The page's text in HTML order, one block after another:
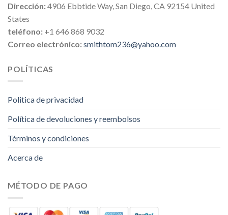
Dirección:4906 Ebbtide Way, San Diego, CA 92154 United
States
teléfono: +1 646 868 9032
Correo electrónico:smithtom236@yahoo.com
POLÍTICAS
Politica de privacidad
Política de devoluciones y reembolsos
Términos y condiciones
Acerca de
MÉTODO DE PAGO